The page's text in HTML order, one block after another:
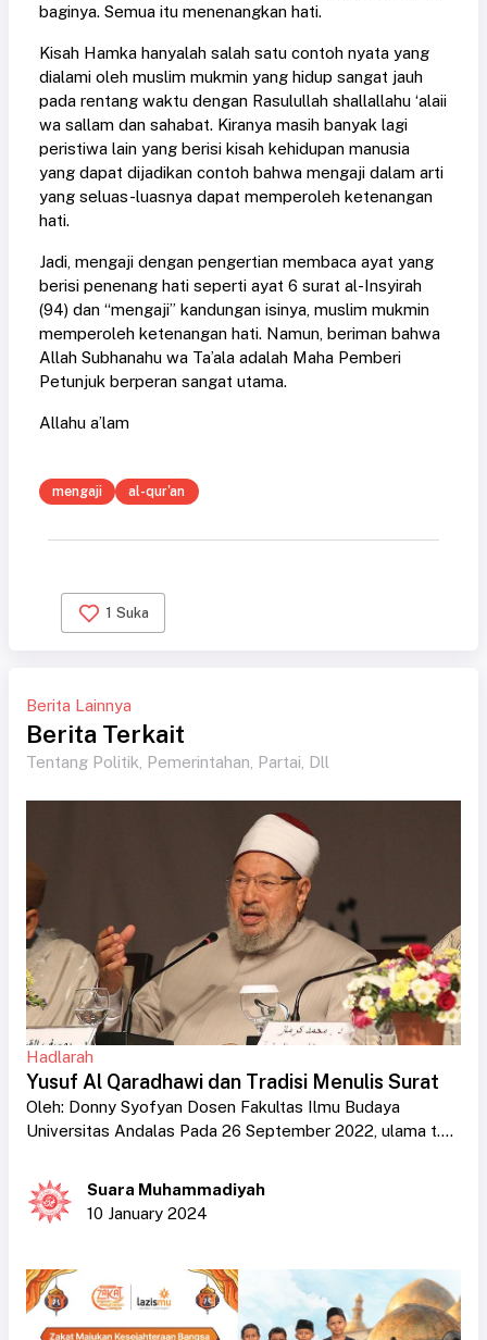
baginya. Semua itu menenangkan hati.
Kisah Hamka hanyalah salah satu contoh nyata yang
dialami oleh muslim mukmin yang hidup sangat jauh
pada rentang waktu dengan Rasulullah shallallahu ‘alaii
wa sallam dan sahabat. Kiranya masih banyak lagi
peristiwa lain yang berisi kisah kehidupan manusia
yang dapat dijadikan contoh bahwa mengaji dalam arti
yang seluas-luasnya dapat memperoleh ketenangan
hati.
Jadi, mengaji dengan pengertian membaca ayat yang
berisi penenang hati seperti ayat 6 surat al-Insyirah
(94) dan “mengaji” kandungan isinya, muslim mukmin
memperoleh ketenangan hati. Namun, beriman bahwa
Allah Subhanahu wa Ta’ala adalah Maha Pemberi
Petunjuk berperan sangat utama.
Allahu a’lam
mengaji al-qur'an
1 Suka
Berita Lainnya
Berita Terkait
Tentang Politik, Pemerintahan, Partai, Dll
Hadlarah
Yusuf Al Qaradhawi dan Tradisi Menulis Surat
Oleh: Donny Syofyan Dosen Fakultas Ilmu Budaya
Universitas Andalas Pada 26 September 2022, ulama t....
Suara Muhammadiyah
10 January 2024